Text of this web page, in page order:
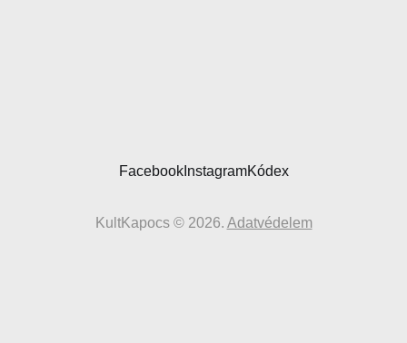
FacebookInstagramKódex
KultKapocs © 2026. Adatvédelem